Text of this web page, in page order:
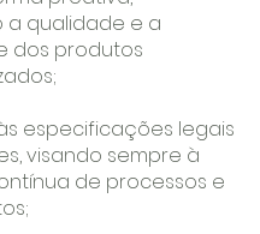
a qualidade e a
dos produtos
especificações legais
visando sempre à
de processos e